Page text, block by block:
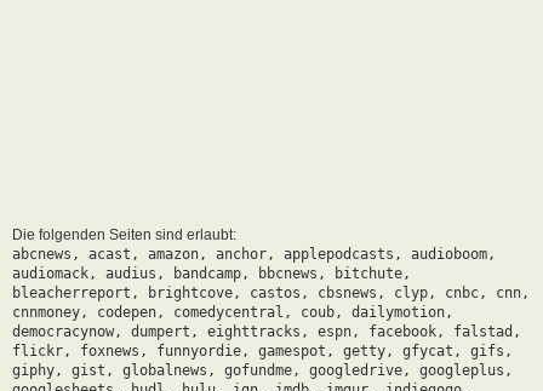
Die folgenden Seiten sind erlaubt:
abcnews, acast, amazon, anchor, applepodcasts, audioboom,
audiomack, audius, bandcamp, bbcnews, bitchute,
bleacherreport, brightcove, castos, cbsnews, clyp, cnbc, cnn,
cnnmoney, codepen, comedycentral, coub, dailymotion,
democracynow, dumpert, eighttracks, espn, facebook, falstad,
flickr, foxnews, funnyordie, gamespot, getty, gfycat, gifs,
giphy, gist, globalnews, gofundme, googledrive, googleplus,